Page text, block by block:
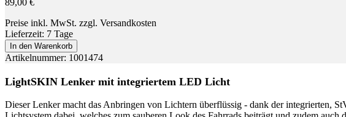
89,00 €
Preise inkl. MwSt. zzgl. Versandkosten
Lieferzeit: 7 Tage
In den Warenkorb
Artikelnummer: 1001474
LightSKIN Lenker mit integriertem LED Licht
Dieser Lenker macht das Anbringen von Lichtern überflüssig - dank der integrierten,